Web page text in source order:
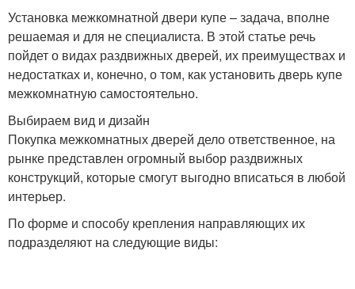
Установка межкомнатной двери купе – задача, вполне
решаемая и для не специалиста. В этой статье речь
пойдет о видах раздвижных дверей, их преимуществах и
недостатках и, конечно, о том, как установить дверь купе
межкомнатную самостоятельно.
Выбираем вид и дизайн
Покупка межкомнатных дверей дело ответственное, на
рынке представлен огромный выбор раздвижных
конструкций, которые смогут выгодно вписаться в любой
интерьер.
По форме и способу крепления направляющих их
подразделяют на следующие виды: